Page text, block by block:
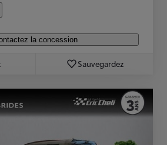
la concession
Sauvegardez